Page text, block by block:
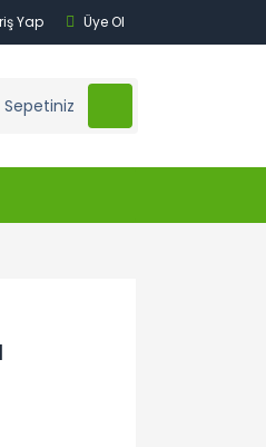
Yap Üye Ol
Sepetiniz